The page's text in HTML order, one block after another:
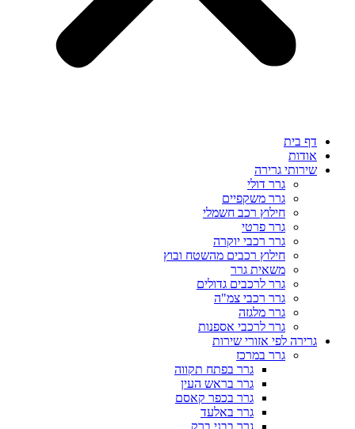
דף בית
אודות
שירותי גרירה
גרר דולי
גרר משקפיים
חילוץ רכב חשמלי
גרר פרטי
גרר רכבי יוקרה
חילוץ רכבים מהשטח ובוץ
משאית גרר
גרר לרכבים גדולים
גרר רכבי צמ"ה
גרר מלגזה
גרר לרכבי אספנות
גרירה לפי אזורי שירות
גרר במרכז
גרר בפתח תקווה
גרר בראש העין
גרר בכפר קאסם
גרר באלעד
גרר בבני ברק